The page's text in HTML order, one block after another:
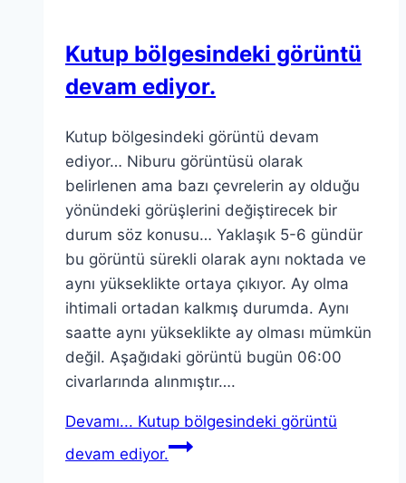
Kutup bölgesindeki görüntü
devam ediyor.
Kutup bölgesindeki görüntü devam
ediyor… Niburu görüntüsü olarak
belirlenen ama bazı çevrelerin ay olduğu
yönündeki görüşlerini değiştirecek bir
durum söz konusu… Yaklaşık 5-6 gündür
bu görüntü sürekli olarak aynı noktada ve
aynı yükseklikte ortaya çıkıyor. Ay olma
ihtimali ortadan kalkmış durumda. Aynı
saatte aynı yükseklikte ay olması mümkün
değil. Aşağıdaki görüntü bugün 06:00
civarlarında alınmıştır….
Devamı... Kutup bölgesindeki görüntü
devam ediyor.